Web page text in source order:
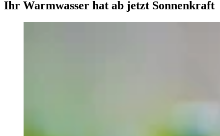
Ihr Warmwasser hat ab jetzt Sonnenkraft